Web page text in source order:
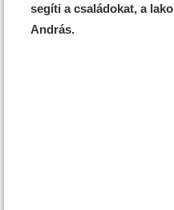
segíti a családokat, a
András.